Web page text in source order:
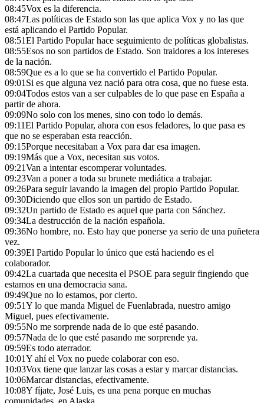
08:45Vox es la diferencia.
08:47Las políticas de Estado son las que aplica Vox y no las que
está aplicando el Partido Popular.
08:51El Partido Popular hace seguimiento de políticas globalistas.
08:55Esos no son partidos de Estado. Son traidores a los intereses
de la nación.
08:59Que es a lo que se ha convertido el Partido Popular.
09:01Si es que alguna vez nació para otra cosa, que no fuese esta.
09:04Todos estos van a ser culpables de lo que pase en España a
partir de ahora.
09:09No solo con los menes, sino con todo lo demás.
09:11El Partido Popular, ahora con esos feladores, lo que pasa es
que no se esperaban esta reacción.
09:15Porque necesitaban a Vox para dar esa imagen.
09:19Más que a Vox, necesitan sus votos.
09:21Van a intentar escomperar voluntades.
09:23Van a poner a toda su brunete mediática a trabajar.
09:26Para seguir lavando la imagen del propio Partido Popular.
09:30Diciendo que ellos son un partido de Estado.
09:32Un partido de Estado es aquel que parta con Sánchez.
09:34La destrucción de la nación española.
09:36No hombre, no. Esto hay que ponerse ya serio de una puñetera
vez.
09:39El Partido Popular lo único que está haciendo es el
colaborador.
09:42La cuartada que necesita el PSOE para seguir fingiendo que
estamos en una democracia sana.
09:49Que no lo estamos, por cierto.
09:51Y lo que manda Miguel de Fuenlabrada, nuestro amigo
Miguel, pues efectivamente.
09:55No me sorprende nada de lo que esté pasando.
09:57Nada de lo que esté pasando me sorprende ya.
09:59Es todo aterrador.
10:01Y ahí el Vox no puede colaborar con eso.
10:03Vox tiene que lanzar las cosas a estar y marcar distancias.
10:06Marcar distancias, efectivamente.
10:08Y fíjate, José Luis, es una pena porque en muchas